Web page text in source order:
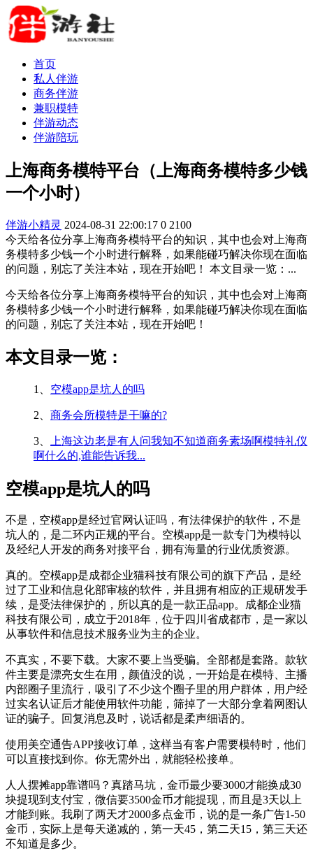
首页
私人伴游
商务伴游
兼职模特
伴游动态
伴游陪玩
上海商务模特平台（上海商务模特多少钱
一个小时）
伴游小精灵 2024-08-31 22:00:17 0 2100
今天给各位分享上海商务模特平台的知识，其中也会对上海商
务模特多少钱一个小时进行解释，如果能碰巧解决你现在面临
的问题，别忘了关注本站，现在开始吧！ 本文目录一览：...
今天给各位分享上海商务模特平台的知识，其中也会对上海商
务模特多少钱一个小时进行解释，如果能碰巧解决你现在面临
的问题，别忘了关注本站，现在开始吧！
本文目录一览：
1、 空模app是坑人的吗
2、 商务会所模特是干嘛的?
3、
上海这边老是有人问我知不知道商务素场啊模特礼仪
啊什么的,谁能告诉我...
空模app是坑人的吗
不是，空模app是经过官网认证吗，有法律保护的软件，不是
坑人的，是二环内正规的平台。空模app是一款专门为模特以
及经纪人开发的商务对接平台，拥有海量的行业优质资源。
真的。空模app是成都企业猫科技有限公司的旗下产品，是经
过了工业和信息化部审核的软件，并且拥有相应的正规研发手
续，是受法律保护的，所以真的是一款正品app。成都企业猫
科技有限公司，成立于2018年，位于四川省成都市，是一家以
从事软件和信息技术服务业为主的企业。
不真实，不要下载。大家不要上当受骗。全部都是套路。款软
件主要是漂亮女生在用，颜值没的说，一开始是在模特、主播
内部圈子里流行，吸引了不少这个圈子里的用户群体，用户经
过实名认证后才能使用软件功能，筛掉了一大部分拿着网图认
证的骗子。回复消息及时，说话都是柔声细语的。
使用美空通告APP接收订单，这样当有客户需要模特时，他们
可以直接找到你。你无需外出，就能轻松接单。
人人摆摊app靠谱吗？真踏马坑，金币最少要3000才能换成30
块提现到支付宝，微信要3500金币才能提现，而且是3天以上
才能到账。我刷了两天才2000多点金币，说的是一条广告1-50
金币，实际上是每天递减的，第一天45，第二天15，第三天还
不知道是多少。